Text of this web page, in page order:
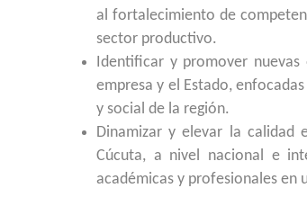
al fortalecimiento de
sector productivo.
Identificar y promover
empresa y el Estado,
y social de la región.
Dinamizar y elevar la calidad
Cúcuta, a nivel nacional e
académicas y profesionales en